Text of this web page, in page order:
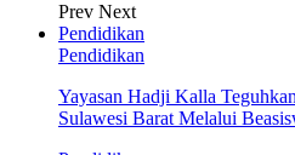
Prev Next
Pendidikan
Pendidikan
Yayasan Hadji Kalla
Sulawesi Barat Melalui